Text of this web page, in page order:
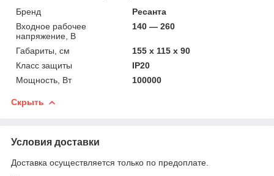
Бренд
Ресанта
Входное рабочее
напряжение, В
140 — 260
Габариты, см
155 х 115 х 90
Класс защиты
IP20
Мощность, Вт
100000
Скрыть
Условия доставки
Доставка осуществляется только по предоплате.